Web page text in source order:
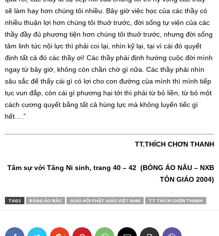
sẽ làm hay hơn chúng tôi nhiều. Bây giờ việc học của các thầy có
nhiều thuận lợi hơn chúng tôi thuở trước, đời sống tự viện của các
thầy đầy đủ phương tiện hơn chúng tôi thuở trước, nhưng đời sống
tâm linh tức nội lực thì phải coi lại, nhìn kỹ lại, tại vì cái đó quyết
định tất cả đó các thầy ơi! Các thầy phải định hướng cuộc đời mình
ngay từ bây giờ, không còn chần chờ gì nữa. Các thầy phải nhìn
sâu sắc để thấy cái gì có lợi cho con đường của mình thì mình tiếp
tục vun đắp, còn cái gì phương hại tới thì phải từ bỏ liền, từ bỏ một
cách cương quyết bằng tất cả hùng lực mà không luyến tiếc gì
hết….”
TT.THÍCH CHƠN THANH
Tâm sự với Tăng Ni sinh, trang 40 – 42 (BÓNG ÁO NÂU – NXB
TÔN GIÁO 2004)
TAGS BÓNG ÁO NÂU GIÁO HỘI PHẬT GIÁO VIỆT NAM TT THÍCH CHƠN THANH